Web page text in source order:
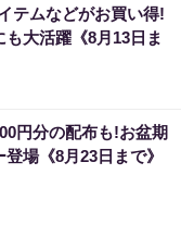
テムなどがお買い得!
大活躍《8月13日ま
円分の配布も!お盆期
場《8月23日まで》